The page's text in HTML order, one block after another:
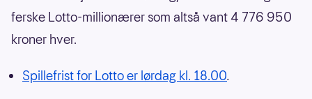
ferske Lotto-millionærer som altså vant 4 776 950
kroner hver.
Spillefrist for Lotto er lørdag kl. 18.00.